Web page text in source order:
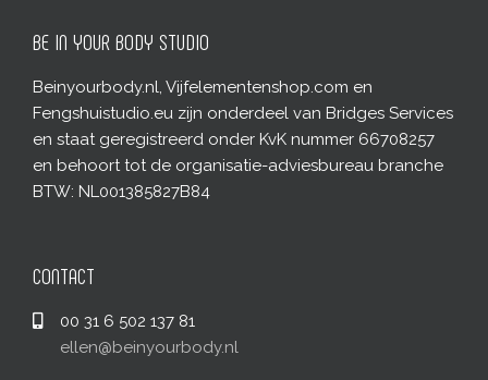
BE IN YOUR BODY STUDIO
Beinyourbody.nl, Vijfelementenshop.com en
Fengshuistudio.eu zijn onderdeel van Bridges Services
en staat geregistreerd onder KvK nummer 66708257
en behoort tot de organisatie-adviesbureau branche
BTW: NL001385827B84
CONTACT
00 31 6 502 137 81
ellen@beinyourbody.nl